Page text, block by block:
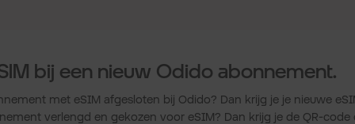
bij een nieuw Odido abonnement.
met eSIM afgesloten bij Odido? Dan krijg je je nieuwe
verlengd en gekozen voor eSIM? Dan krijg je de QR-code